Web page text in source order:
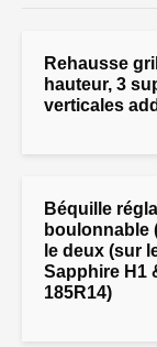
Rehausse
hauteur, 3
verticales
Béquille
boulonnable
le deux (sur
Sapphire H1
185R14)